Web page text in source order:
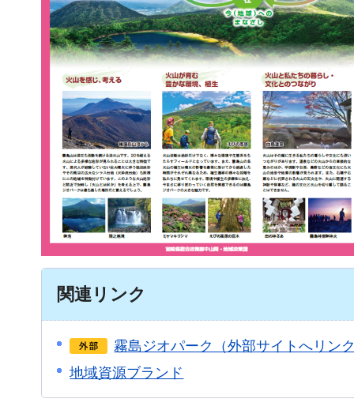
関連リンク
霧島ジオパーク（外部サイトへリン
地域資源ブランド